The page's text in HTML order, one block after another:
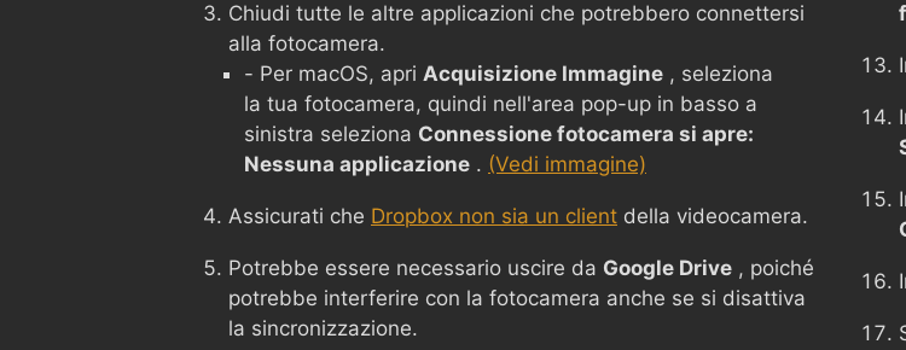
Chiudi tutte le altre applicazioni che potrebbero connettersi
alla fotocamera.
- Per macOS, apri Acquisizione Immagine , seleziona
la tua fotocamera, quindi nell'area pop-up in basso a
sinistra seleziona Connessione fotocamera si apre:
Nessuna applicazione . (Vedi immagine)
Assicurati che Dropbox non sia un client della videocamera.
Potrebbe essere necessario uscire da Google Drive , poiché
potrebbe interferire con la fotocamera anche se si disattiva
la sincronizzazione.